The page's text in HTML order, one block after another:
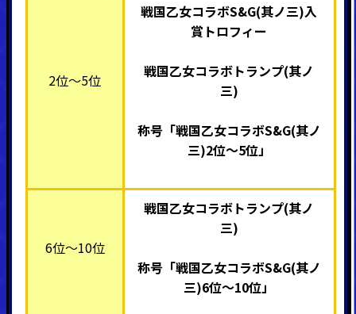
2位～5位
戦国乙女コラボS&G(其ノ三)入
賞トロフィー
戦国乙女コラボトランプ(其ノ
三)
称号「戦国乙女コラボS&G(其ノ
三)2位～5位」
6位～10位
戦国乙女コラボトランプ(其ノ
三)
称号「戦国乙女コラボS&G(其ノ
三)6位～10位」